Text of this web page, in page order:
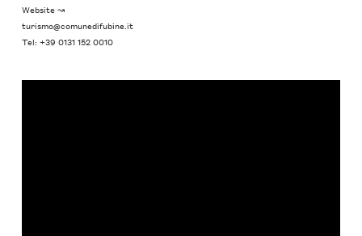
Website ↝
turismo@comunedifubine.it
Tel: +39 0131 152 0010